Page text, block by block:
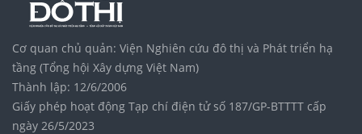
Cơ quan chủ quản: Viện Nghiên cứu đô thị và Phát triển hạ
tầng (Tổng hội Xây dựng Việt Nam)
Thành lập: 12/6/2006
Giấy phép hoạt động Tạp chí điện tử số 187/GP-BTTTT cấp
ngày 26/5/2023